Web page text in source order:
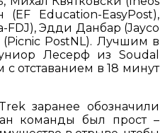
Education-EasyPost),
Эдди Данбар (Jayco
PostNL). Лучшим в
Лесерф из Soudal
отставанием в 18 минут
заранее обозначили
команды был прост –